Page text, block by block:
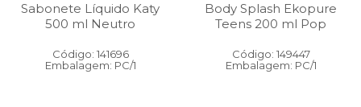
Sabonete Líquido Katy
500 ml Neutro
Código: 141696
Embalagem: PC/1
Body Splash Ekopure
Teens 200 ml Pop
Código: 149447
Embalagem: PC/1